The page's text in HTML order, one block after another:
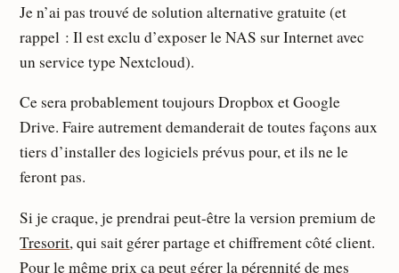
Je n’ai pas trouvé de solution alternative gratuite (et
rappel : Il est exclu d’exposer le NAS sur Internet avec
un service type Nextcloud).
Ce sera probablement toujours Dropbox et Google
Drive. Faire autrement demanderait de toutes façons aux
tiers d’installer des logiciels prévus pour, et ils ne le
feront pas.
Si je craque, je prendrai peut-être la version premium de
Tresorit, qui sait gérer partage et chiffrement côté client.
Pour le même prix ça peut gérer la pérennité de mes